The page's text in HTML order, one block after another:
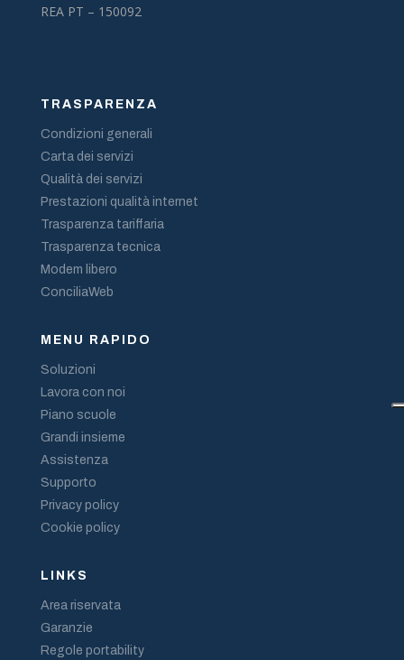
REA PT – 150092
TRASPARENZA
Condizioni generali
Carta dei servizi
Qualità dei servizi
Prestazioni qualità internet
Trasparenza tariffaria
Trasparenza tecnica
Modem libero
ConciliaWeb
MENU RAPIDO
Soluzioni
Lavora con noi
Piano scuole
Grandi insieme
Assistenza
Supporto
Privacy policy
Cookie policy
LINKS
Area riservata
Garanzie
Regole portability